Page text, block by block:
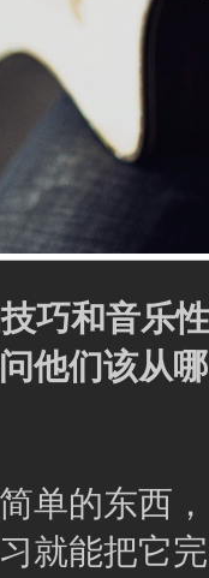
巧和音乐
他们该从
单的东西
就能把它